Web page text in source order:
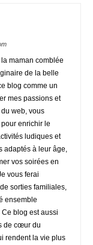
maman comblée
de la belle
blog comme un
mes passions et
web, vous
enrichir le
ludiques et
adaptés à leur âge,
vos soirées en
vous ferai
sorties familiales,
ensemble
blog est aussi
de cœur du
rendent la vie plus